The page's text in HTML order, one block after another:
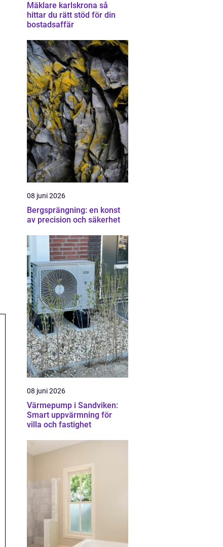
Mäklare karlskrona så
hittar du rätt stöd för din
bostadsaffär
08 juni 2026
Bergsprängning: en konst
av precision och säkerhet
08 juni 2026
Värmepump i Sandviken:
Smart uppvärmning för
villa och fastighet